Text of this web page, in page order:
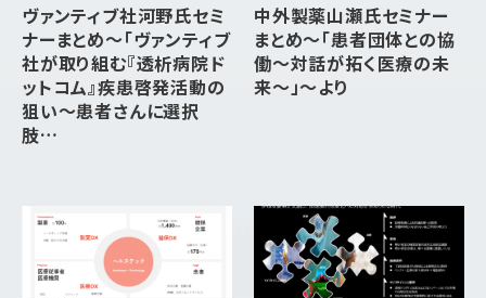
ヴァンティブ社河野氏セミ
ナーまとめ～「ヴァンティブ
社が取り組む『透析病院ド
ットコム』疾患啓発活動の
狙い～患者さんに選択
肢…
中外製薬山瀬氏セミナー
まとめ～「患者団体との協
働～対話が拓く医療の未
来～」～より